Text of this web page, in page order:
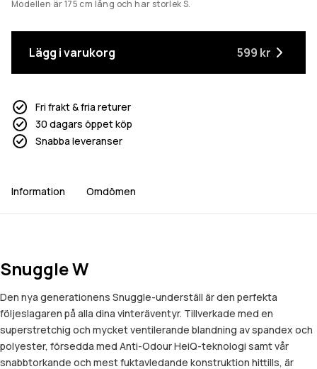
Modellen är 175 cm lång och har storlek S.
Lägg i varukorg 599 kr
Fri frakt & fria returer
30 dagars öppet köp
Snabba leveranser
Information Omdömen
Snuggle W
Den nya generationens Snuggle-underställ är den perfekta
följeslagaren på alla dina vinteräventyr. Tillverkade med en
superstretchig och mycket ventilerande blandning av spandex och
polyester, försedda med Anti-Odour HeiQ-teknologi samt vår
snabbtorkande och mest fuktavledande konstruktion hittills, är